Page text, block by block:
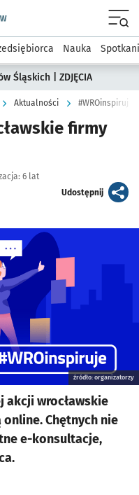
Strategia
Nauka
Śląskich | ZDJĘCIA
Aktualności #WROinspiruje
firmy
6 lat
Udostępnijartykuł
źródło: organizatorzy
akcji wrocławskie
Chętnych nie
e-konsultacje,